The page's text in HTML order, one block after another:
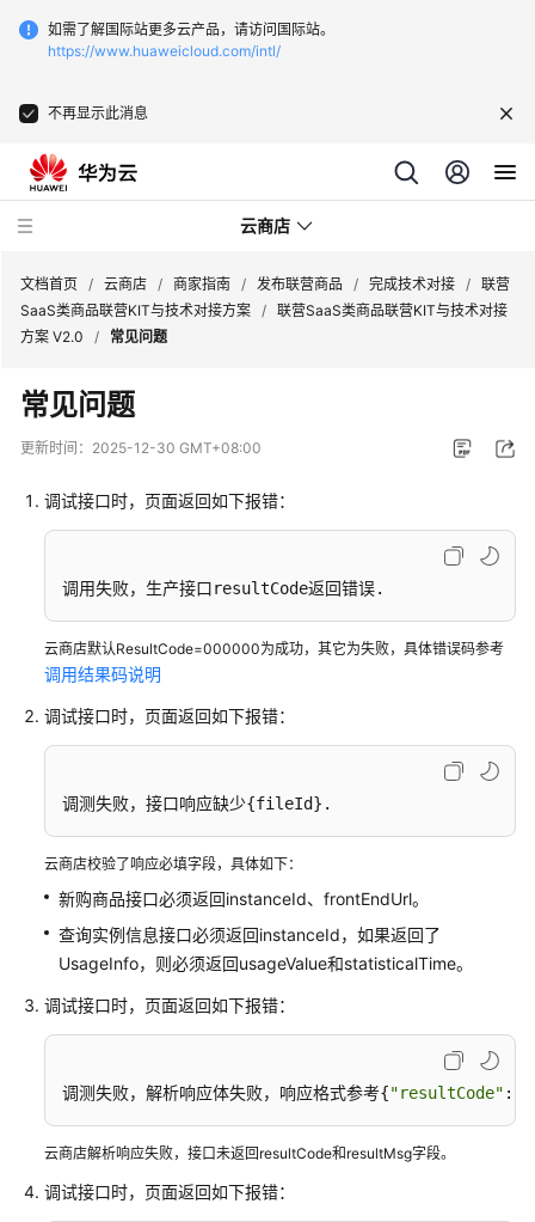
如需了解国际站更多云产品，请访问国际站。
https://www.huaweicloud.com/intl/
不再显示此消息
云商店
商
店
介
商
家
指
什
么
要
加
云
商
店
云
商
店
成
文档首页 / 云商店 / 商家指南 / 发布联营商品 / 完成技术对接 / 联营
SaaS类商品联营KIT与技术对接方案 / 联营SaaS类商品联营KIT与技术对接
方案 V2.0
/ 常见问题
常见问题
更新时间： 2025-12-30 GMT+08:00
调试接口时，页面返回如下报错：
调用失败，生产接口resultCode返回错误.
云商店默认ResultCode=000000为成功，其它为失败，具体错误码参考
调用结果码说明
调试接口时，页面返回如下报错：
调测失败，接口响应缺少{fileId}.
云商店校验了响应必填字段，具体如下：
新购商品接口必须返回instanceId、frontEndUrl。
查询实例信息接口必须返回instanceId，如果返回了
UsageInfo，则必须返回usageValue和statisticalTime。
调试接口时，页面返回如下报错：
调测失败，解析响应体失败，响应格式参考{"resultCode" :
云商店解析响应失败，接口未返回resultCode和resultMsg字段。
调试接口时，页面返回如下报错：